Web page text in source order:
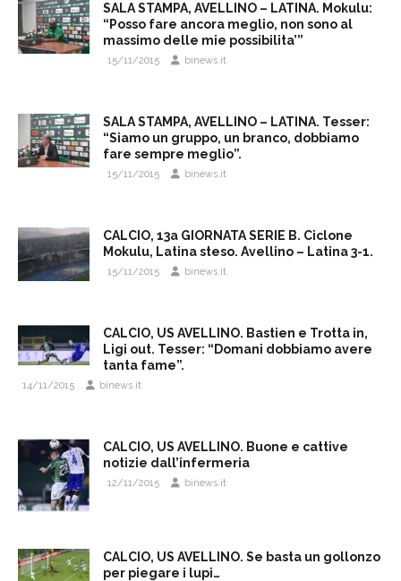
SALA STAMPA, AVELLINO – LATINA. Mokulu:
“Posso fare ancora meglio, non sono al
massimo delle mie possibilita’”
15/11/2015 binews.it
SALA STAMPA, AVELLINO – LATINA. Tesser:
“Siamo un gruppo, un branco, dobbiamo
fare sempre meglio”.
15/11/2015 binews.it
CALCIO, 13a GIORNATA SERIE B. Ciclone
Mokulu, Latina steso. Avellino – Latina 3-1.
15/11/2015 binews.it
CALCIO, US AVELLINO. Bastien e Trotta in,
Ligi out. Tesser: “Domani dobbiamo avere
tanta fame”.
14/11/2015 binews.it
CALCIO, US AVELLINO. Buone e cattive
notizie dall’infermeria
12/11/2015 binews.it
CALCIO, US AVELLINO. Se basta un gollonzo
per piegare i lupi…